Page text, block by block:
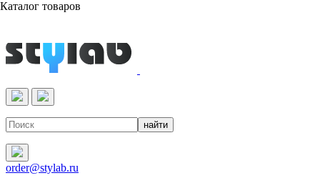
Реактивы & Оборудование
order@stylab.ru
Каталог товаров